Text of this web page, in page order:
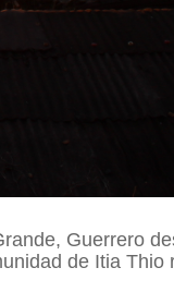
Guerrero
de Itia Thio